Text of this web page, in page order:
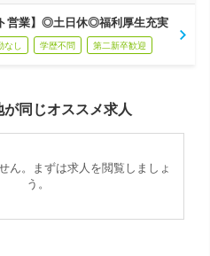
営業】◎土日休◎福利厚生充実
なし 学歴不問 第二新卒歓迎
同じオススメ求人
ん。まずは求人を閲覧しましょ
う。